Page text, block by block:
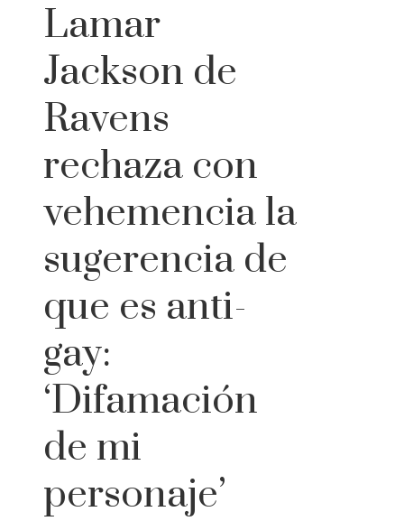
Lamar
Jackson de
Ravens
rechaza con
vehemencia la
sugerencia de
que es anti-
gay:
‘Difamación
de mi
personaje’